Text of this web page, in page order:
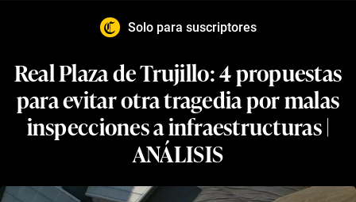
Solo para suscriptores
Real Plaza de Trujillo: 4 propuestas
para evitar otra tragedia por malas
inspecciones a infraestructuras |
ANÁLISIS